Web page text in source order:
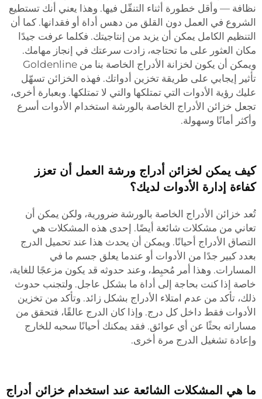
نظافة — وأقل خطورة أثناء التنقّل فيها. وهذا يعني أنك تستطيع
الشروع في العمل دون القلق من دهس أداة أو فقدانها. كما أن
التنظيم الكامل يمكن أن يزيد من إنتاجيتك. فكلما عرفت جيدًا
مكان العثور على ما تحتاجه، زادت سرعتك في إنجاز مهامك.
ويمكن أن يكون لخزانة الأدراج الخاصة بنا من Goldenline
تأثير إيجابي على طريقة تخزين أدواتك. فهذه الخزائن تسهّل
عليك رؤية الأدوات التي تمتلكها والتي لا تمتلكها. وبعبارة أخرى،
تجعل خزائن الأدراج الخاصة بالورشة استخدام الأدوات أسرع
وأكثر أمانًا وسهولة.
كيف يمكن لخزائن أدراج ورشة العمل أن تعزز
كفاءة إدارة الأدوات لديك؟
تُعد خزائن الأدراج الخاصة بالورشة ضرورية، ولكن يمكن أن
تعاني من مشكلات شائعة أيضًا. إحدى هذه المشكلات هي
التصاق الأدراج أحيانًا. ويمكن أن يحدث هذا عند تحميل الدرج
بعدد كبير جدًا من الأدوات أو عندما يعلق جسم ما في
المسارات. وهذا أمر مُحبِط، وعند حدوثه قد يكون مزعجًا للغاية،
خاصة إذا كنت بحاجة إلى أداة ما بشكل عاجل. ولتجنب حدوث
ذلك، تأكد من عدم امتلاء الأدراج بشكل زائد. وتأكد من تخزين
الأدوات فقط داخل كل درج. وإذا كان الدرج عالقًا، فتحقق من
مساراته بحثًا عن أي عوائق. فقد يمكنك أحيانًا سحبه للخارج
وإعادة تشغيل الدرج مرة أخرى.
ما هي المشكلات الشائعة عند استخدام خزائن أدراج